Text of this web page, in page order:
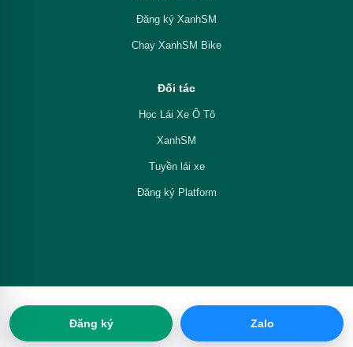
Đăng ký XanhSM
Chạy XanhSM Bike
Đối tác
Học Lái Xe Ô Tô
XanhSM
Tuyền lái xe
Đăng ký Platform
Đăng ký Zalo